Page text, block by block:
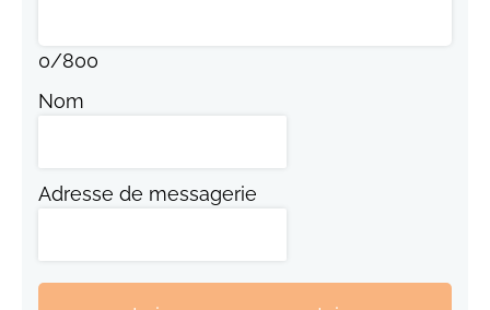
0/800
Nom
Adresse de messagerie